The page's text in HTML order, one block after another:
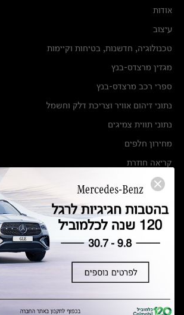
אודות
עיצוב
טכנולוגיה, חדשנות, בטיחות וקיימות
מגזין מרצדס-בנץ
ספרי רכב מרצדס-בנץ
נתוני זיהום אוויר וצריכת דלק וחשמל
נתוני תווית צמיגים
מחירון חלפים
קריאה חוזרת
הודעה על הטבות לרכבי מרצדס בהסדר פשרה בתצ 56447-02-19
תקנון ימי מכירות 120 לכלמוביל
מצאו אותנו
אולמות תצוגה